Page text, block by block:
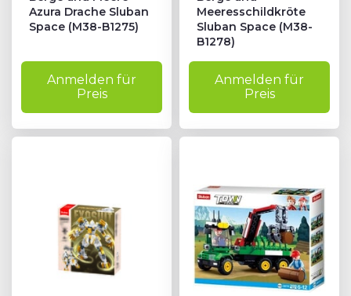
Azura Drache Sluban
Space (M38-B1275)
Anmelden für
Preis
Meeresschildkröte
Sluban Space (M38-
B1278)
Anmelden für
Preis